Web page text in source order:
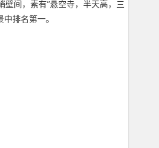
壁间，素有“悬空寺，半天高，三
排名第一。